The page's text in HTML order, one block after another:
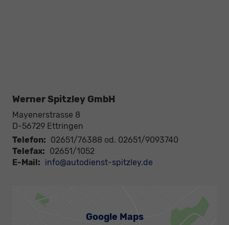
Werner Spitzley GmbH
Mayenerstrasse 8
D-56729 Ettringen
Telefon: 02651/76388 od. 02651/9093740
Telefax: 02651/1052
E-Mail: info@autodienst-spitzley.de
Google Maps